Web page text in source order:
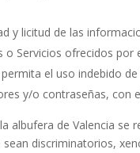
y licitud de las
o Servicios ofrecidos
el uso indebido
y/o contraseñas, con
albufera de Valencia se
sean discriminatorios,